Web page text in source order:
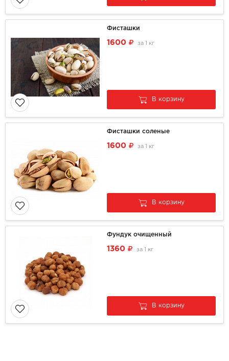
Фисташки
1600 за 1 кг
В корзину
Фисташки соленые
1600 за 1 кг
В корзину
Фундук очищенный
1360 за 1 кг
В корзину